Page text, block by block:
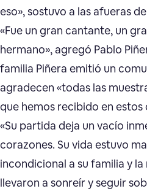
eso», sostuvo a las afueras
«Fue un gran cantante, un
hermano», agregó Pablo
familia Piñera emitió un
agradecen «todas las
que hemos recibido en estos
«Su partida deja un vacío
corazones. Su vida estuvo
incondicional a su familia y
llevaron a sonreír y seguir